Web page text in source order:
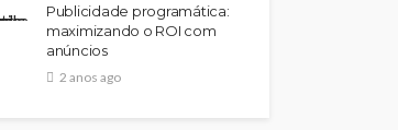
Publicidade programática:
maximizando o ROI com
anúncios
2 anos ago